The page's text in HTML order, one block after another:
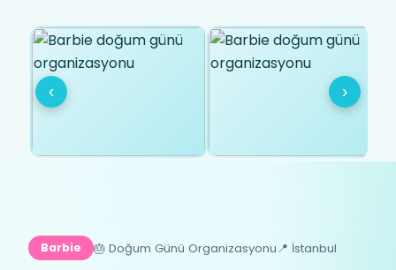
‹ ›
Barbie 🎂 Doğum Günü Organizasyonu📍 İstanbul